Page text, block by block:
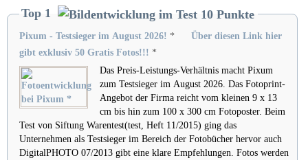
Top 1
Pixum - Testsieger im August 2026! * Über diesen Link hier
gibt exklusiv 50 Gratis Fotos!!! *
Das Preis-Leistungs-Verhältnis macht Pixum
zum Testsieger im August 2026 . Das Fotoprint-
Angebot der Firma reicht vom kleinen 9 x 13
cm bis hin zum 100 x 300 cm Fotoposter. Beim
Test von Siftung Warentest(test, Heft 11/2015) ging das
Unternehmen als Testsieger im Bereich der Fotobücher hervor auch
DigitalPHOTO 07/2013 gibt eine klare Empfehlungen. Fotos werden